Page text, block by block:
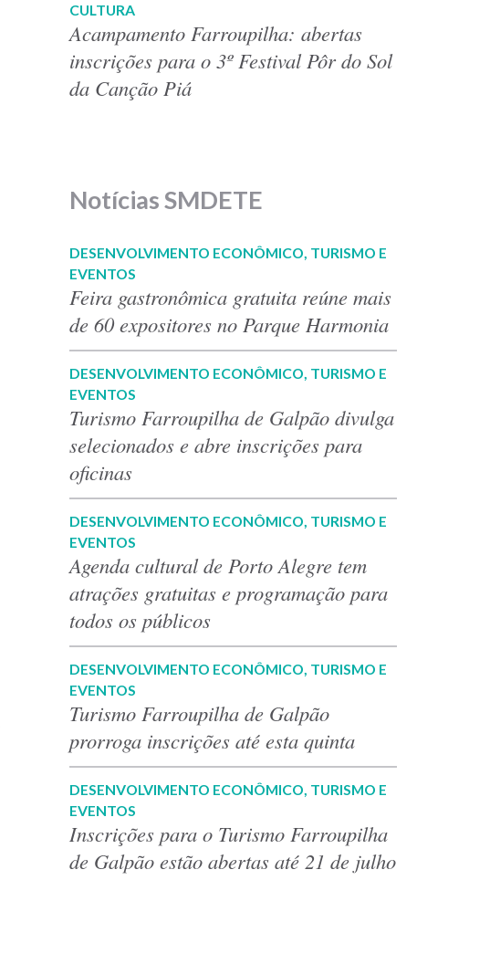
CULTURA
Acampamento Farroupilha: abertas
inscrições para o 3º Festival Pôr do Sol
da Canção Piá
Notícias SMDETE
DESENVOLVIMENTO ECONÔMICO, TURISMO E
EVENTOS
Feira gastronômica gratuita reúne mais
de 60 expositores no Parque Harmonia
DESENVOLVIMENTO ECONÔMICO, TURISMO E
EVENTOS
Turismo Farroupilha de Galpão divulga
selecionados e abre inscrições para
oficinas
DESENVOLVIMENTO ECONÔMICO, TURISMO E
EVENTOS
Agenda cultural de Porto Alegre tem
atrações gratuitas e programação para
todos os públicos
DESENVOLVIMENTO ECONÔMICO, TURISMO E
EVENTOS
Turismo Farroupilha de Galpão
prorroga inscrições até esta quinta
DESENVOLVIMENTO ECONÔMICO, TURISMO E
EVENTOS
Inscrições para o Turismo Farroupilha
de Galpão estão abertas até 21 de julho